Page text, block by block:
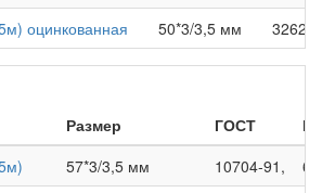
оцинкованная
50*3/3,5 мм 3262-
Размер ГОСТ
57*3/3,5 мм 10704-91,